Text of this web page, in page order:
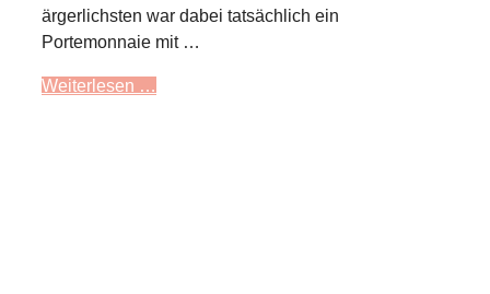
ärgerlichsten war dabei tatsächlich ein
Portemonnaie mit …
Weiterlesen …